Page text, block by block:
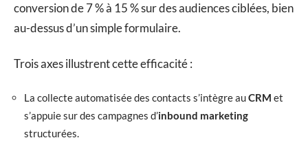
conversion de 7 % à 15 % sur des audiences ciblées, bien
au-dessus d’un simple formulaire.
Trois axes illustrent cette efficacité :
La collecte automatisée des contacts s’intègre auCRM et
s’appuie sur des campagnes d’inbound marketing
structurées.